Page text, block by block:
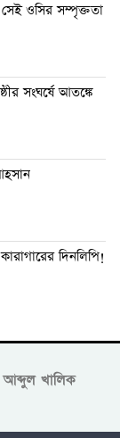
ওসির সম্পৃক্ততা
সংঘর্ষে আতঙ্কে
দিনলিপি!
আব্দুল খালিক